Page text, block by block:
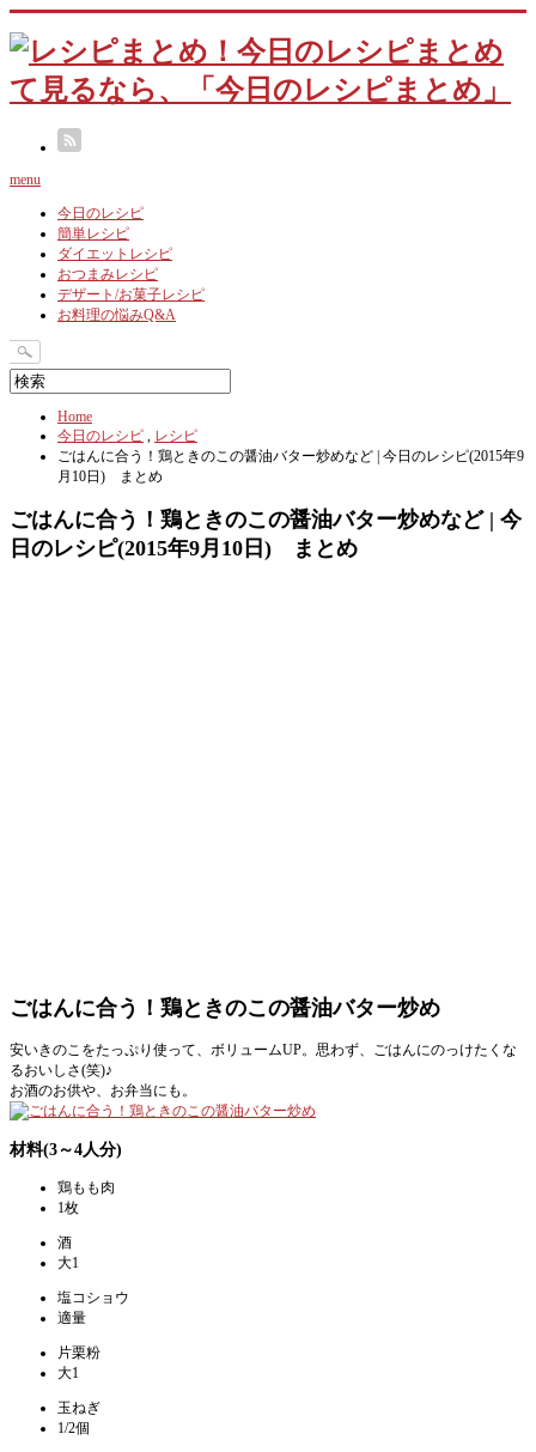
menu
今日のレシピ
簡単レシピ
ダイエットレシピ
おつまみレシピ
デザート/お菓子レシピ
お料理の悩みQ&A
Home
今日のレシピ , レシピ
ごはんに合う！鶏ときのこの醤油バター炒めなど | 今日のレシピ(2015年9
月10日) まとめ
ごはんに合う！鶏ときのこの醤油バター炒めなど | 今
日のレシピ(2015年9月10日) まとめ
ごはんに合う！鶏ときのこの醤油バター炒め
安いきのこをたっぷり使って、ボリュームUP。思わず、ごはんにのっけたくな
るおいしさ(笑)♪
お酒のお供や、お弁当にも。
材料(3～4人分)
鶏もも肉
1枚
酒
大1
塩コショウ
適量
片栗粉
大1
玉ねぎ
1/2個